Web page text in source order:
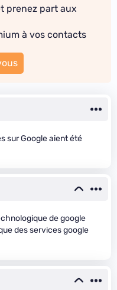
prenez part aux
à vos contacts
sur Google aient été
de google
des services google